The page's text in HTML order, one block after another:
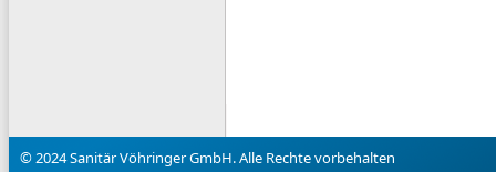
© 2024 Sanitär Vöhringer GmbH. Alle Rechte vorbehalten